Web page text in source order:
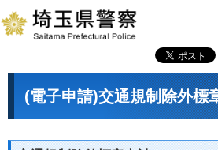
(電子申請)交通規制除外標